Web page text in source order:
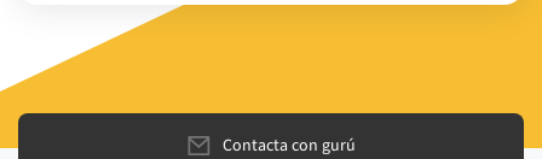
Contacta con gurú